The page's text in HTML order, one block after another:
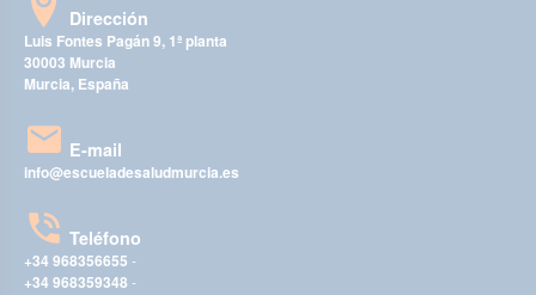
Dirección
Luis Fontes Pagán 9, 1ª planta
30003 Murcia
Murcia, España
E-mail
info@escueladesaludmurcia.es
Teléfono
+34 968356655 -
+34 968359348 -